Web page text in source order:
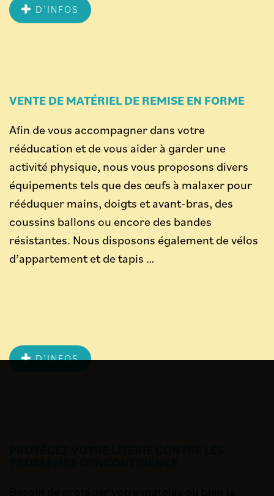
D’INFOS
VENTE DE MATÉRIEL DE REMISE EN FORME
Afin de vous accompagner dans votre
rééducation et de vous aider à garder une
activité physique, nous vous proposons divers
équipements tels que des œufs à malaxer pour
rééduquer mains, doigts et avant-bras, des
coussins ballons ou encore des bandes
résistantes. Nous disposons également de vélos
d’appartement et de tapis …
D’INFOS